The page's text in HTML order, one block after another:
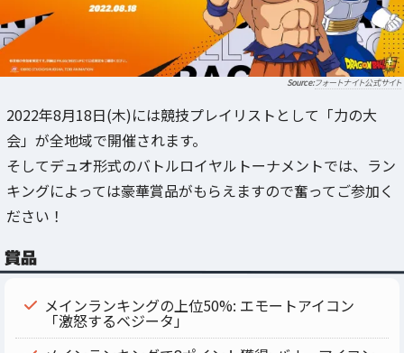
フォートナイト公式サイト
2022年8月18日(木)には競技プレイリストとして「力の大
会」が全地域で開催されます。
そしてデュオ形式のバトルロイヤルトーナメントでは、ラン
キングによっては豪華賞品がもらえますので奮ってご参加く
ださい！
賞品
メインランキングの上位50%: エモートアイコン
「激怒するベジータ」